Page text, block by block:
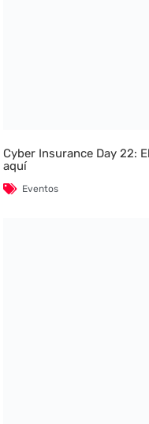
Cyber Insurance Day 22:
aquí
Eventos